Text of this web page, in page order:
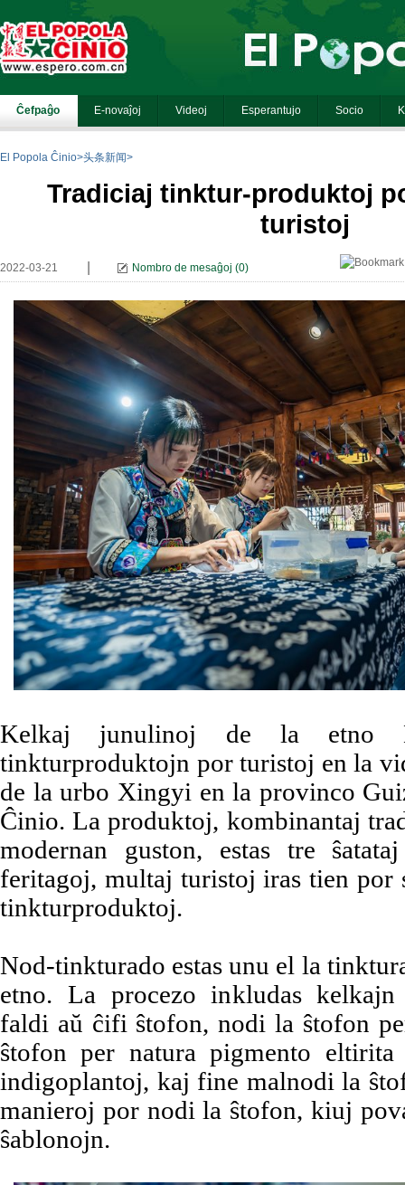
El Popola Ĉinio>头条新闻>
Tradiciaj tinktur-produktoj
turistoj
2022-03-21 Nombro de mesaĝoj (0)
Kelkaj junulinoj de la etno
tinkturproduktojn por turistoj en la
de la urbo Xingyi en la provinco
Ĉinio. La produktoj, kombinantaj
modernan guston, estas tre
feritagoj, multaj turistoj iras tien por
tinkturproduktoj.
Nod-tinkturado estas unu el la
etno. La procezo inkludas kelkajn
faldi aŭ ĉifi ŝtofon, nodi la ŝtofon
ŝtofon per natura pigmento
indigoplantoj, kaj fine malnodi la
manieroj por nodi la ŝtofon, kiuj
ŝablonojn.